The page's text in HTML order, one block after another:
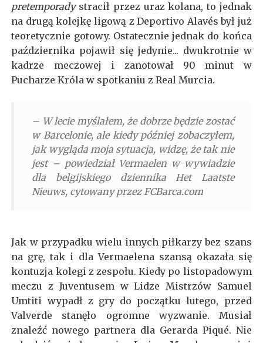
pretemporadystracił przez uraz kolana, to jednak
na drugą kolejkę ligową z Deportivo Alavés był już
teoretycznie gotowy. Ostatecznie jednak do końca
października pojawił się jedynie... dwukrotnie w
kadrze meczowej i zanotował 90 minut w
Pucharze Króla w spotkaniu z Real Murcia.
– W lecie myślałem, że dobrze będzie zostać
w Barcelonie, ale kiedy później zobaczyłem,
jak wygląda moja sytuacja, widzę, że tak nie
jest – powiedział Vermaelen w wywiadzie
dla belgijskiego dziennika Het Laatste
Nieuws, cytowany przez FCBarca.com
Jak w przypadku wielu innych piłkarzy bez szans
na grę, tak i dla Vermaelena szansą okazała się
kontuzja kolegi z zespołu. Kiedy po listopadowym
meczu z Juventusem w Lidze Mistrzów Samuel
Umtiti wypadł z gry do początku lutego, przed
Valverde stanęło ogromne wyzwanie. Musiał
znaleźć nowego partnera dla Gerarda Piqué. Nie